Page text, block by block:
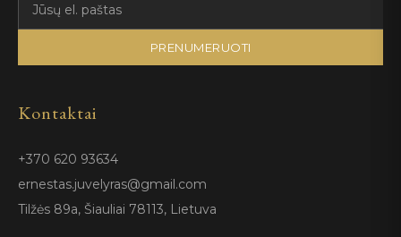
PRENUMERUOTI
Kontaktai
+370 620 93634
ernestas.juvelyras@gmail.com
Tilžės 89a, Šiauliai 78113, Lietuva